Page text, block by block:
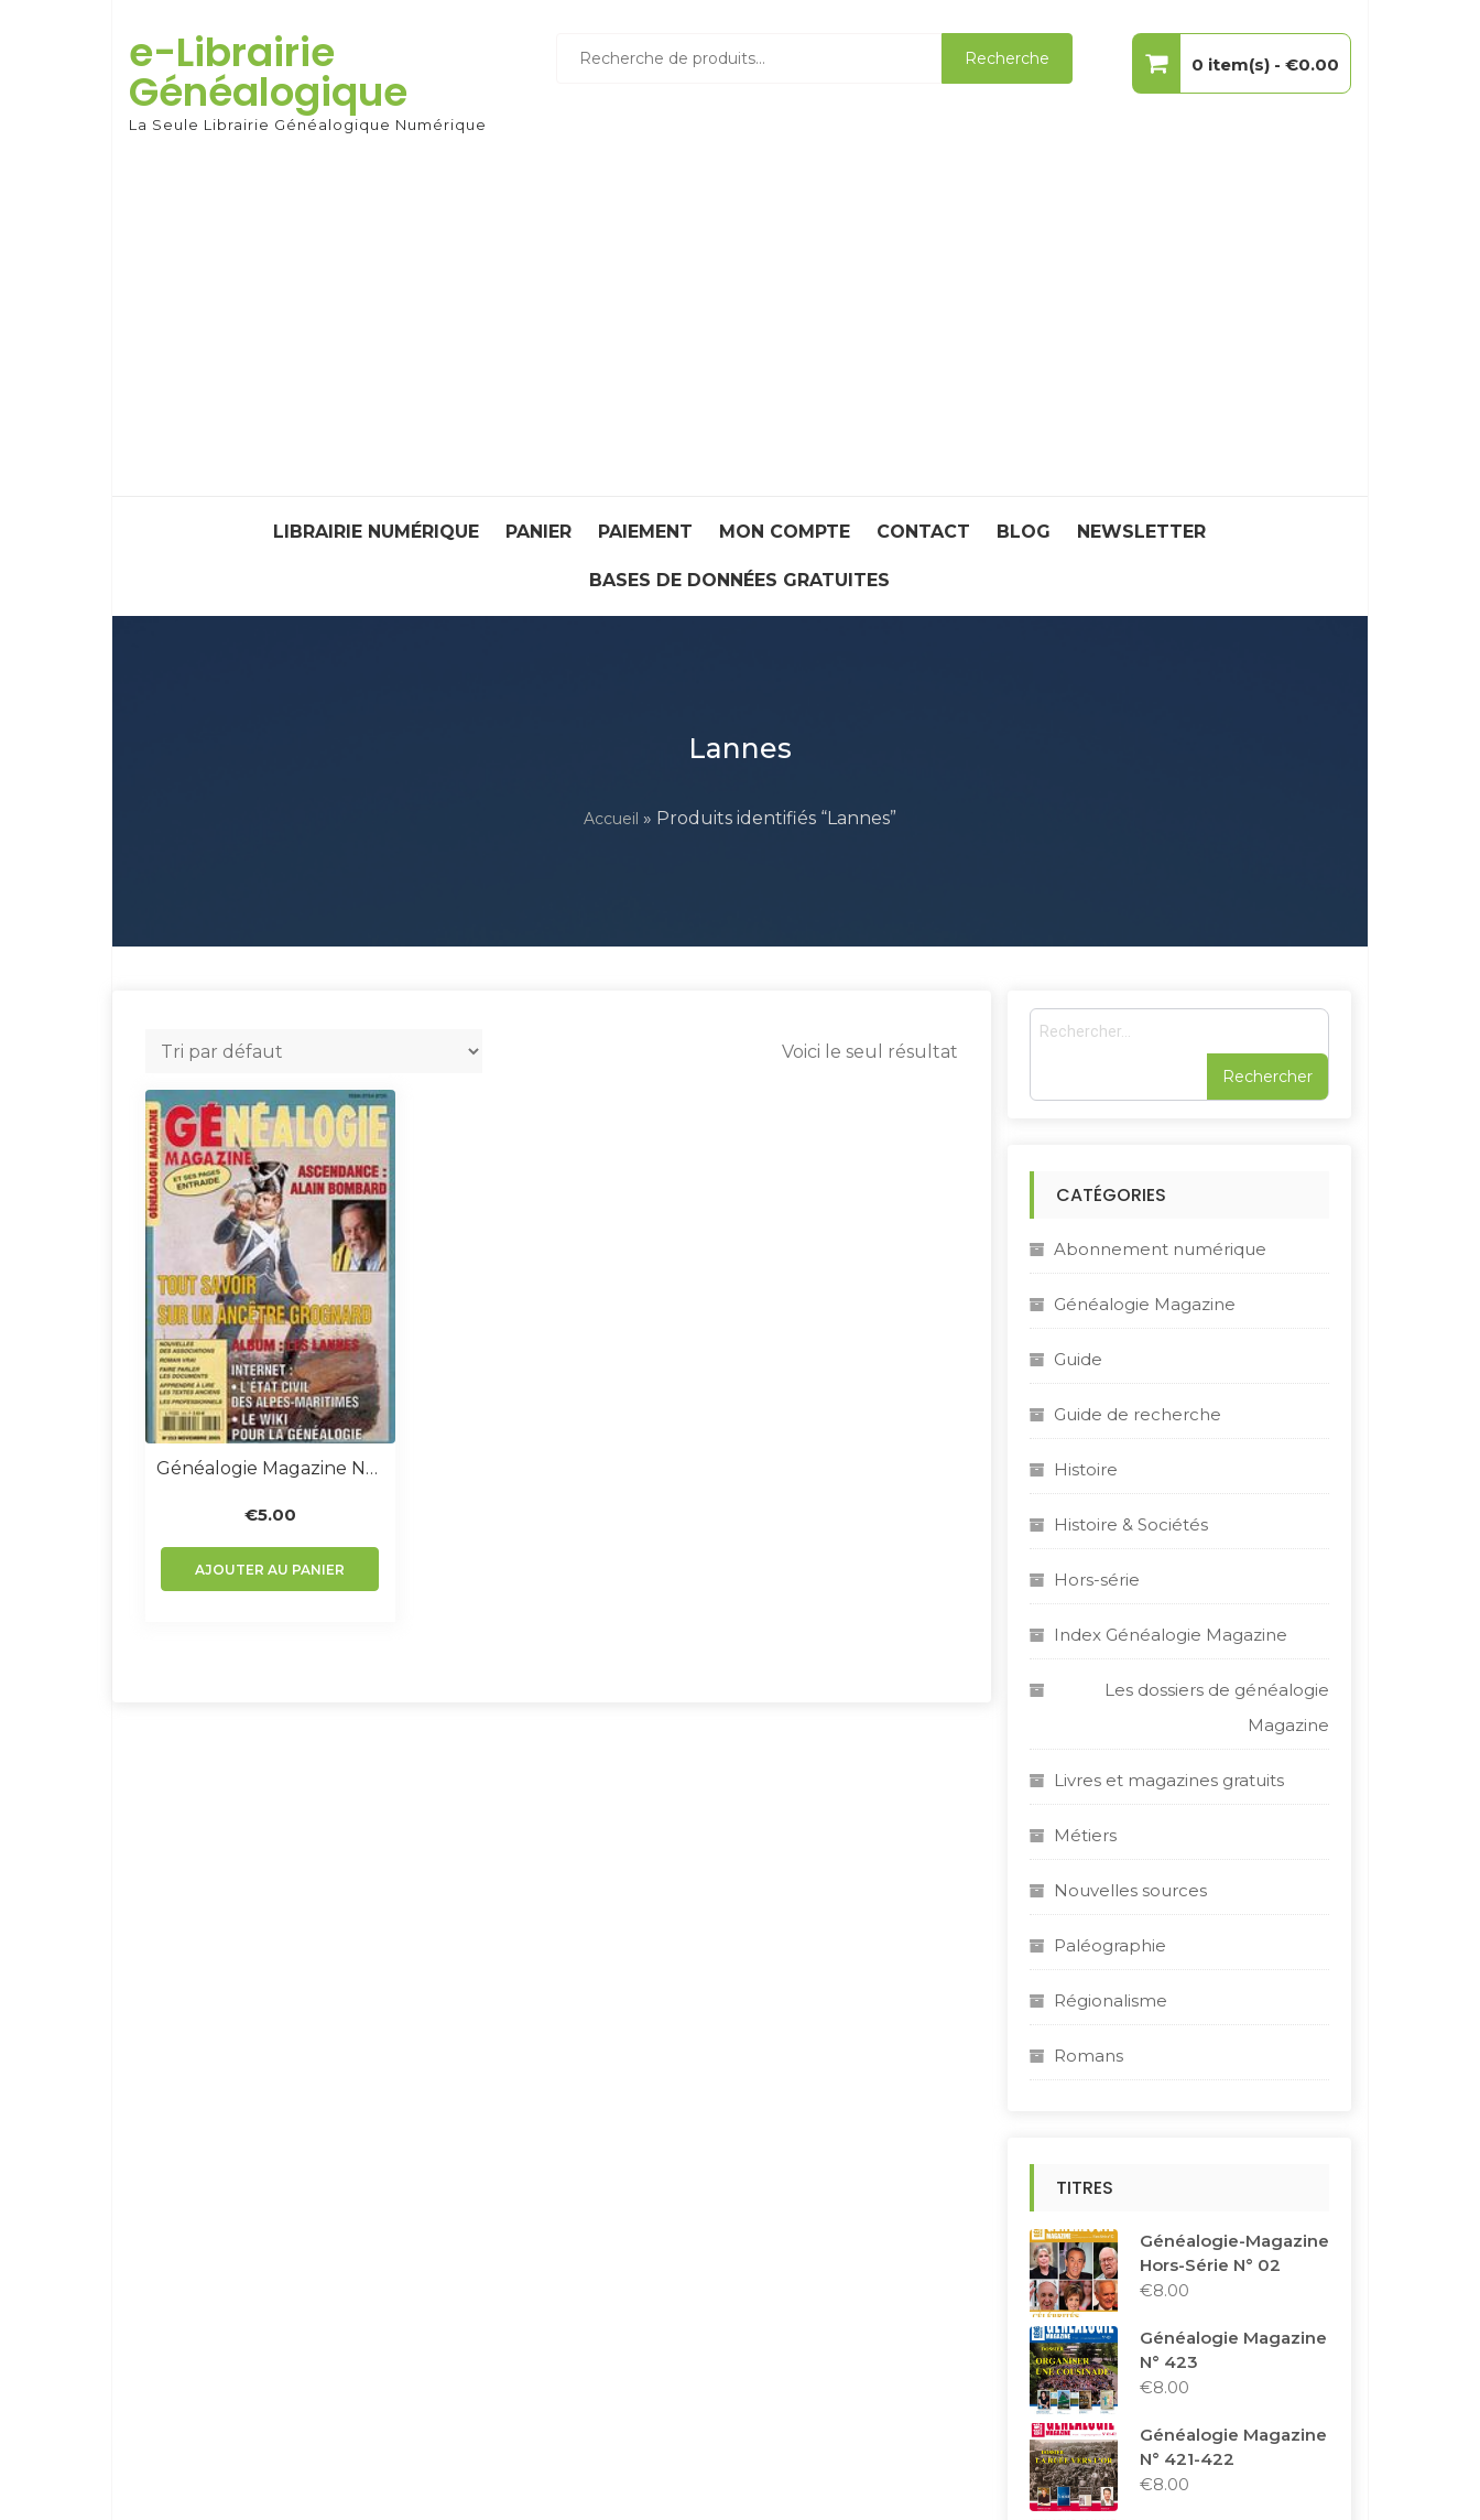
content
e-Librairie
Généalogique
La Seule Librairie Généalogique Numérique
pour :
Recherche 0 item(s) -€0.00
LIBRAIRIE NUMÉRIQUE PANIER PAIEMENT MON COMPTE CONTACT BLOG NEWSLETTER
BASES DE DONNÉES GRATUITES
Lannes
Accueil » Produits identifiés “Lannes”
Voici le seul résultat
Généalogie Magazine N° 253
€5.00
AJOUTER AU PANIER
R
e
:
CATÉGORIES
Abonnement numérique
Généalogie Magazine
Guide
Guide de recherche
Histoire
Histoire & Sociétés
Hors-série
Index Généalogie Magazine
Les dossiers de généalogie
Magazine
Livres et magazines gratuits
Métiers
Nouvelles sources
Paléographie
Régionalisme
Romans
TITRES
Généalogie-Magazine
Hors-Série N° 02
€8.00
Généalogie Magazine
N° 423
€8.00
Généalogie Magazine
N° 421-422
€8.00